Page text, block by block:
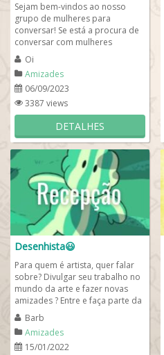
Sejam bem-vindos ao nosso
grupo de mulheres para
conversar! Se está a procura de
conversar com mulheres
interessantes e inteligentes este
é, certamente, o...
Oi
Amizades
06/09/2023
3387 views
DETALHES
Desenhista😃
Para quem é artista, quer falar
sobre? Divulgar seu trabalho no
mundo da arte e fazer novas
amizades ? Entre e faça parte da
nossa família que fala sobre...
Barb
Amizades
15/01/2022